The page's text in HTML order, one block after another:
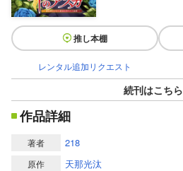
推し本棚
レンタル追加リクエスト
続刊はこちら
作品詳細
著者 218
原作 天那光汰